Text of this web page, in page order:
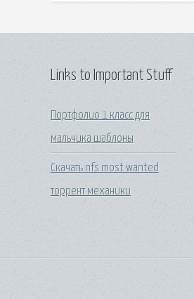
Links to Important Stuff
Портфолио 1 класс для
мальчика шаблоны
Скачать nfs most wanted
торрент механики